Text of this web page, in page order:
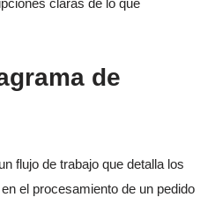
claras de lo que
de
flujo de trabajo que detalla los
el procesamiento de un pedido